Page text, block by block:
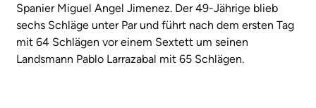
Spanier Miguel Angel Jimenez. Der 49-Jährige blieb
sechs Schläge unter Par und führt nach dem ersten Tag
mit 64 Schlägen vor einem Sextett um seinen
Landsmann Pablo Larrazabal mit 65 Schlägen.